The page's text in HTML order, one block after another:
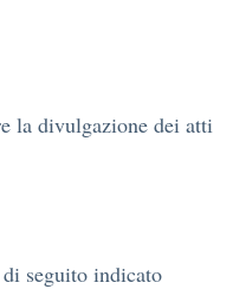
la divulgazione dei atti
seguito indicato